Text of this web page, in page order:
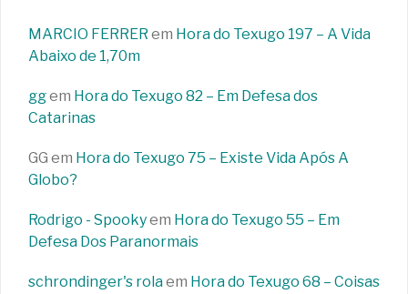
MARCIO FERRER em Hora do Texugo 197 – A Vida
Abaixo de 1,70m
ggem Hora do Texugo 82 – Em Defesa dos
Catarinas
GG em Hora do Texugo 75 – Existe Vida Após A
Globo?
Rodrigo - Spookyem Hora do Texugo 55 – Em
Defesa Dos Paranormais
schrondinger's rolaem Hora do Texugo 68 – Coisas